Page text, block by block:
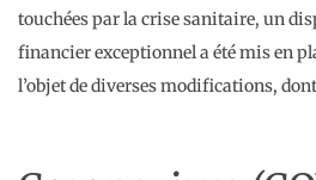
touchées par la crise sanitaire, un
financier exceptionnel a été mis en
l’objet de diverses modifications,